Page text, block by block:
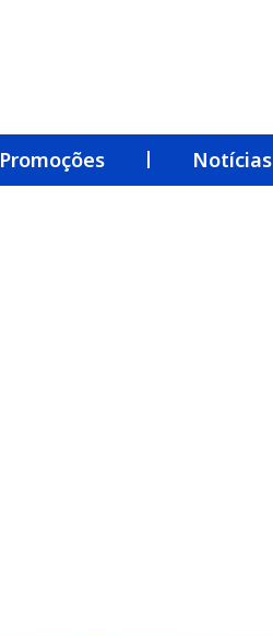
Promoções Notícias